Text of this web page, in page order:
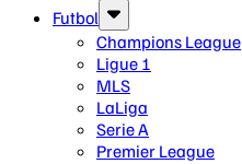
Futbol
Champions League
Ligue 1
MLS
LaLiga
Serie A
Premier League